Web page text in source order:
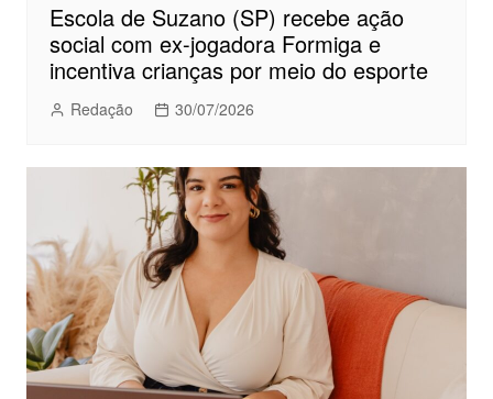
Escola de Suzano (SP) recebe ação
social com ex-jogadora Formiga e
incentiva crianças por meio do esporte
Redação 30/07/2026